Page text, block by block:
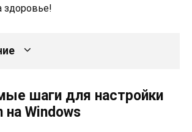
здоровье!
шаги для настройки
на Windows